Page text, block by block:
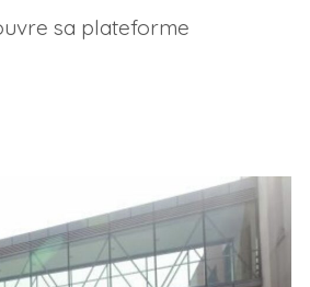
sa plateforme